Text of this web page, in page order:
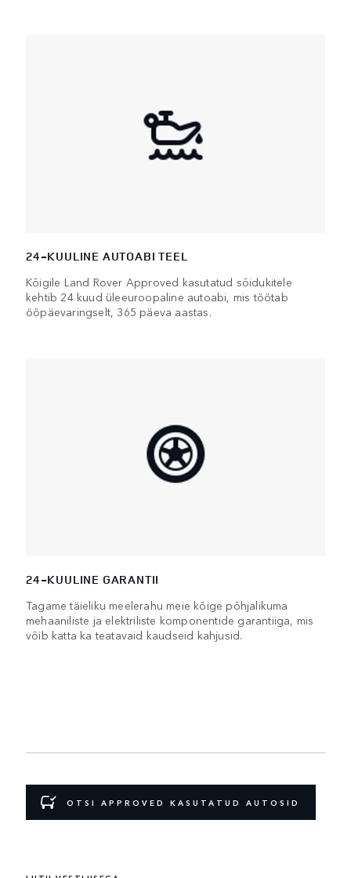
24-KUULINE AUTOABI TEEL
Kõigile Land Rover Approved kasutatud sõidukitele
kehtib 24 kuud üleeuroopaline autoabi, mis töötab
ööpäevaringselt, 365 päeva aastas.
24-KUULINE GARANTII
Tagame täieliku meelerahu meie kõige põhjalikuma
mehaaniliste ja elektriliste komponentide garantiiga, mis
võib katta ka teatavaid kaudseid kahjusid.
OTSI APPROVED KASUTATUD AUTOSID